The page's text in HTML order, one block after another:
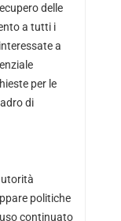
delle
a tutti i
a
per le
di
politiche
continuato